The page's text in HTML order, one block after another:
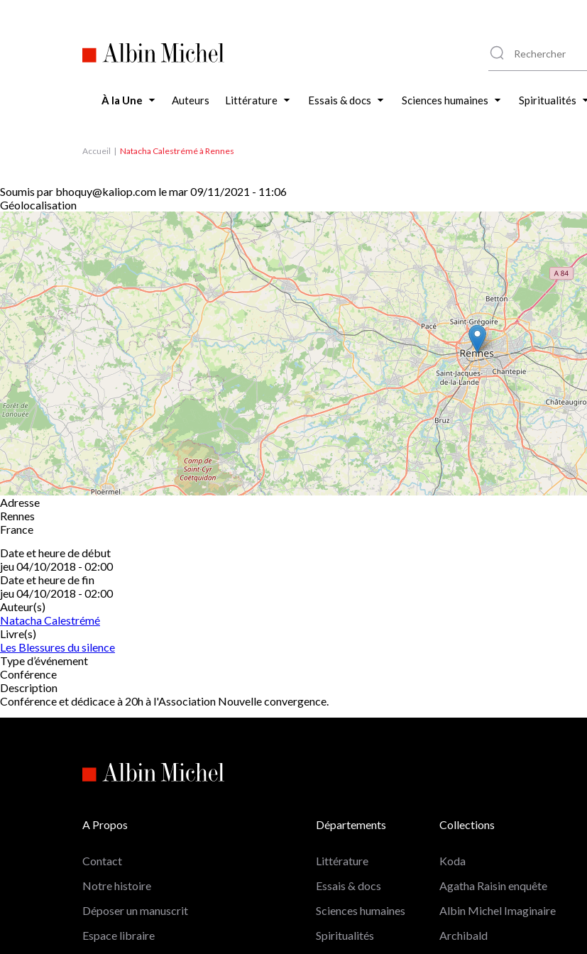
À la Une Auteurs Littérature Essais & docs Sciences humaines Spiritualités
Accueil Natacha Calestrémé à Rennes
Soumis par bhoquy@kaliop.com lemar 09/11/2021 - 11:06
Géolocalisation
Adresse
Rennes
France
Date et heure de début
jeu 04/10/2018 - 02:00
Date et heure de fin
jeu 04/10/2018 - 02:00
Auteur(s)
Natacha Calestrémé
Livre(s)
Les Blessures du silence
Type d’événement
Conférence
Description
Conférence et dédicace à 20h à l'Association Nouvelle convergence.
A Propos
Contact
Notre histoire
Déposer un manuscrit
Espace libraire
Départements
Littérature
Essais & docs
Sciences humaines
Spiritualités
Collections
Koda
Agatha Raisin enquête
Albin Michel Imaginaire
Archibald